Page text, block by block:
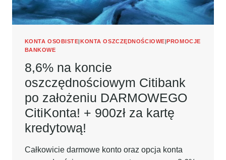
KONTA OSOBISTE|KONTA OSZCZĘDNOŚCIOWE|PROMOCJE
BANKOWE
8,6% na koncie
oszczędnościowym Citibank
po założeniu DARMOWEGO
CitiKonta! + 900zł za kartę
kredytową!
Całkowicie darmowe konto oraz opcja konta